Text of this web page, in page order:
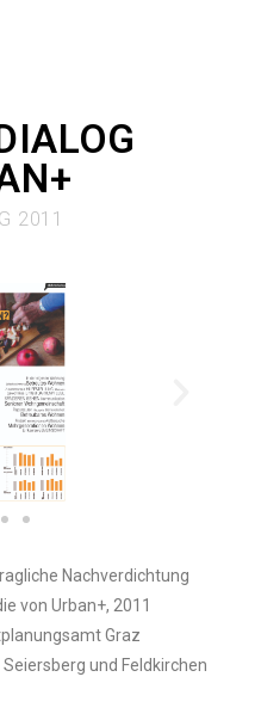
2011
Nachverdichtung
von Urban+, 2011
Graz
und Feldkirchen